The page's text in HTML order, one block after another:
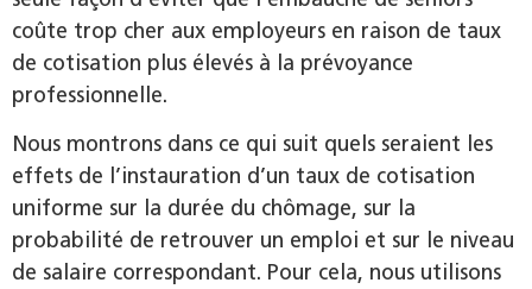
coûte trop cher aux employeurs en raison de taux
de cotisation plus élevés à la prévoyance
professionnelle.
Nous montrons dans ce qui suit quels seraient les
effets de l’instauration d’un taux de cotisation
uniforme sur la durée du chômage, sur la
probabilité de retrouver un emploi et sur le niveau
de salaire correspondant. Pour cela, nous utilisons